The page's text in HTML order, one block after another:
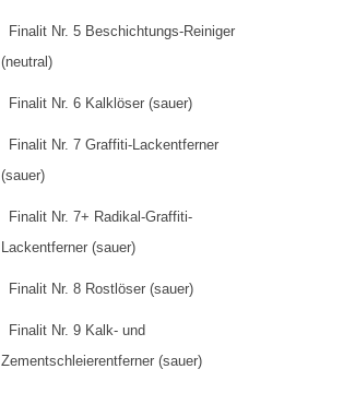
Finalit Nr. 5 Beschichtungs-Reiniger
(neutral)
Finalit Nr. 6 Kalklöser (sauer)
Finalit Nr. 7 Graffiti-Lackentferner
(sauer)
Finalit Nr. 7+ Radikal-Graffiti-
Lackentferner (sauer)
Finalit Nr. 8 Rostlöser (sauer)
Finalit Nr. 9 Kalk- und
Zementschleierentferner (sauer)